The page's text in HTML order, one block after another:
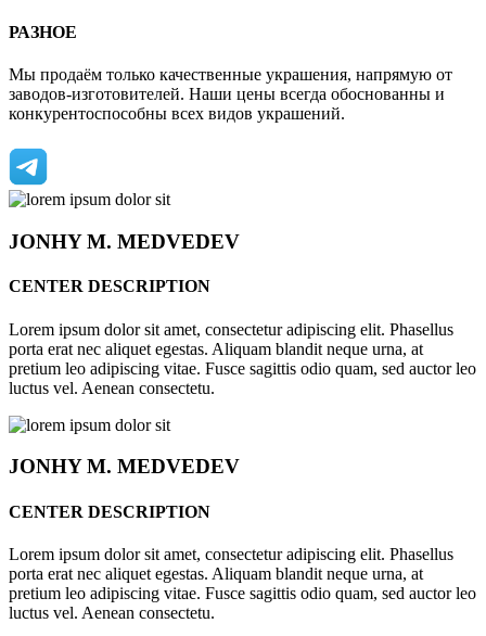
РАЗНОЕ
Мы продаём только качественные украшения, напрямую от
заводов-изготовителей. Наши цены всегда обоснованны и
конкурентоспособны всех видов украшений.
JONHYM. MEDVEDEV
CENTER DESCRIPTION
Lorem ipsum dolor sit amet, consectetur adipiscing elit. Phasellus
porta erat nec aliquet egestas. Aliquam blandit neque urna, at
pretium leo adipiscing vitae. Fusce sagittis odio quam, sed auctor leo
luctus vel. Aenean consectetu.
JONHYM. MEDVEDEV
CENTER DESCRIPTION
Lorem ipsum dolor sit amet, consectetur adipiscing elit. Phasellus
porta erat nec aliquet egestas. Aliquam blandit neque urna, at
pretium leo adipiscing vitae. Fusce sagittis odio quam, sed auctor leo
luctus vel. Aenean consectetu.